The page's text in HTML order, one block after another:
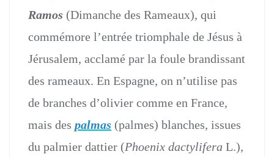
Ramos (Dimanche des Rameaux), qui
commémore l’entrée triomphale de Jésus à
Jérusalem, acclamé par la foule brandissant
des rameaux. En Espagne, on n’utilise pas
de branches d’olivier comme en France,
mais des palmas (palmes) blanches, issues
du palmier dattier (Phoenix dactylifera L.),